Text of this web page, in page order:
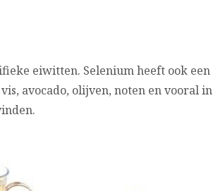
eiwitten. Selenium heeft ook een
avocado, olijven, noten en vooral in